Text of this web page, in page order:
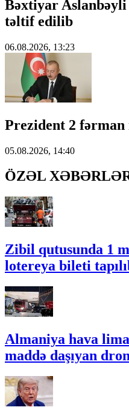
Bəxtiyar
təltif edilib
06.08.2026, 13:23
Prezident 2 fərman
05.08.2026, 14:40
ÖZƏL
Zibil qutusunda 1
lotereya bileti
Almaniya hava
maddə daşıyan